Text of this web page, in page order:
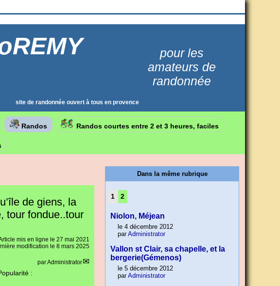
pour les
amateurs de
randonnée
site de randonnée ouvert à tous en provence
Randos Randos courtes entre 2 et 3 heures, faciles
de giens, la
tour fondue..tour
mis en ligne le 27 mai 2021
modification le 8 mars 2025
parAdministrator
:
Dans la même rubrique
1 2
Niolon, Méjean
le 4 décembre 2012
parAdministrator
Vallon st Clair, sa chapelle, et la
bergerie(Gémenos)
le 5 décembre 2012
parAdministrator